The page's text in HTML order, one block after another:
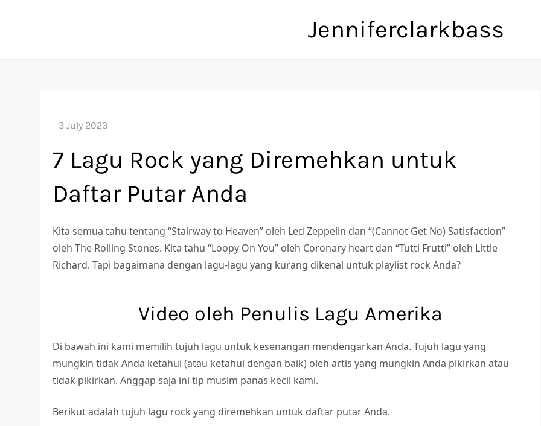
Jenniferclarkbass
7 Lagu Rock yang Diremehkan untuk
Daftar Putar Anda
Kita semua tahu tentang “Stairway to Heaven” oleh Led Zeppelin dan “(Cannot Get No) Satisfaction”
oleh The Rolling Stones. Kita tahu “Loopy On You” oleh Coronary heart dan “Tutti Frutti” oleh Little
Richard. Tapi bagaimana dengan lagu-lagu yang kurang dikenal untuk playlist rock Anda?
Video oleh Penulis Lagu Amerika
Di bawah ini kami memilih tujuh lagu untuk kesenangan mendengarkan Anda. Tujuh lagu yang
mungkin tidak Anda ketahui (atau ketahui dengan baik) oleh artis yang mungkin Anda pikirkan atau
tidak pikirkan. Anggap saja ini tip musim panas kecil kami.
Berikut adalah tujuh lagu rock yang diremehkan untuk daftar putar Anda.